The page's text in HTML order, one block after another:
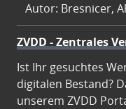
Autor: Bresnicer,
ZVDD - Zentrales
Ist Ihr gesuchtes
digitalen Bestand?
unserem ZVDD